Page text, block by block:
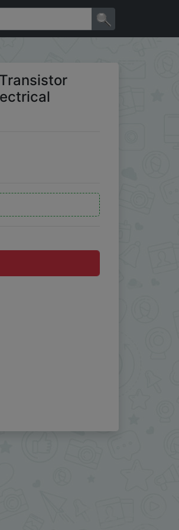
Meter Temp Resistance